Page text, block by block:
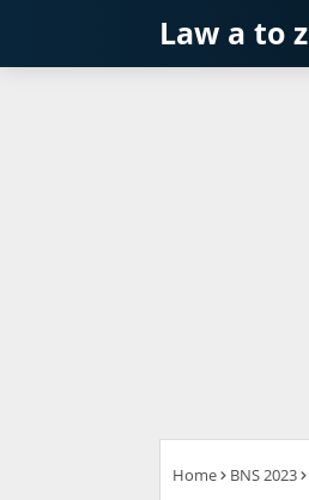
Law a to z
Home BNS 2023